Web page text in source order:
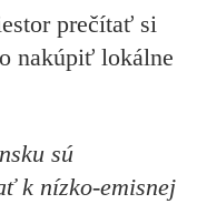
prečítať si
nakúpiť lokálne
sú
k nízko-emisnej